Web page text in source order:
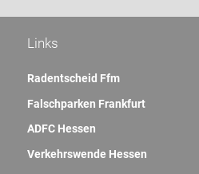
Links
Radentscheid Ffm
Falschparken Frankfurt
ADFC Hessen
Verkehrswende Hessen